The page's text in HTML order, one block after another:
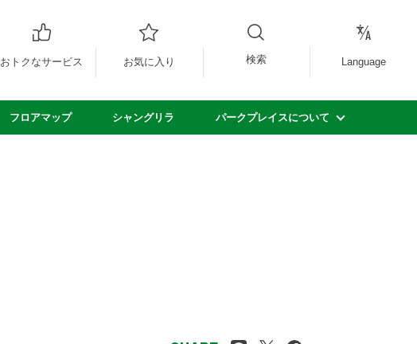
おトクなサービス お気に入り 検索 Language
フロアマップ シャングリラ パークプレイスについて